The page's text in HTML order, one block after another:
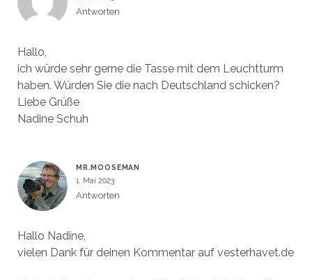
Antworten
Hallo,
ich würde sehr gerne die Tasse mit dem Leuchtturm
haben. Würden Sie die nach Deutschland schicken?
Liebe Grüße
Nadine Schuh
MR.MOOSEMAN
1. Mai 2023
Antworten
Hallo Nadine,
vielen Dank für deinen Kommentar auf vesterhavet.de